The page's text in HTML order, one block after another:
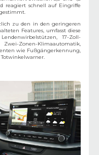
reagiert schnell auf Eingriffe
zu den in den geringeren
Features, umfasst diese
17-Zoll-
Zonen-Klimaautomatik,
wie Fußgängerkennung,